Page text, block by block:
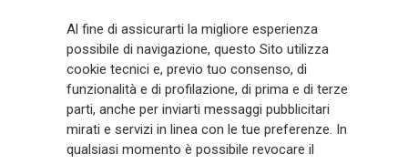
management a livello globale, con premi complessivi pari a € 98,1
miliardi e € 900 miliardi di AUM nel 2025. Fondato nel 1831, con oltre 88
mila dipendenti e 163 mila agenti che servono 75 milioni di clienti, il
Gruppo ha una posizione di leadership in Europa e una presenza
crescente in Asia e America. Al centro della strategia di Generali c'è il suo
impegno Lifetime Partner verso i clienti, realizzato attraverso soluzioni
innovative e personalizzate, un'esperienza cliente di prima classe e le sue
Al fine di assicurarti la migliore esperienza
possibile di navigazione, questo Sito utilizza
cookie tecnici e, previo tuo consenso, di
funzionalità e di profilazione, di prima e di terze
parti, anche per inviarti messaggi pubblicitari
mirati e servizi in linea con le tue preferenze. In
qualsiasi momento è possibile revocare il